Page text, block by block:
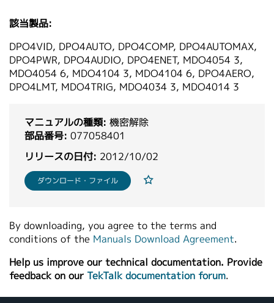
韓国語
繁體中文
該当製品:
DPO4VID, DPO4AUTO, DPO4COMP, DPO4AUTOMAX,
DPO4PWR, DPO4AUDIO, DPO4ENET, MDO4054 3,
MDO4054 6, MDO4104 3, MDO4104 6, DPO4AERO,
DPO4LMT, MDO4TRIG, MDO4034 3, MDO4014 3
マニュアルの種類: 機密解除
部品番号: 077058401
リリースの日付: 2012/10/02
ダウンロード・ファイル
By downloading, you agree to the terms and
conditions of the Manuals Download Agreement.
Help us improve our technical documentation. Provide
feedback on our TekTalk documentation forum.